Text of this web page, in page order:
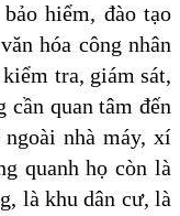
hiểm, đào tạo
hóa công nhân
tra, giám sát,
cần quan tâm đến
nhà máy, xí
quanh họ còn là
là khu dân cư, là